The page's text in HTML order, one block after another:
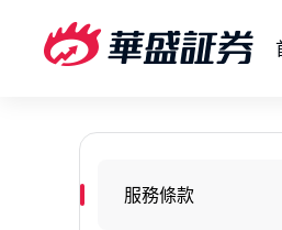
服務條款